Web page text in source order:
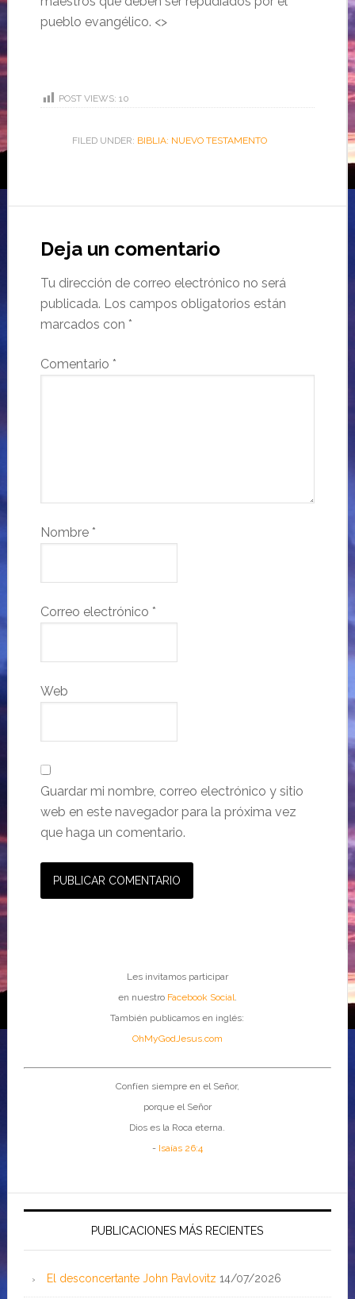
pueblo evangélico. <>
POST VIEWS: 10
FILED UNDER: BIBLIA: NUEVO TESTAMENTO
Deja un comentario
Tu dirección de correo electrónico no será
publicada. Los campos obligatorios están
marcados con *
Comentario *
Nombre *
Correo electrónico *
Web
Guardar mi nombre, correo electrónico y sitio
web en este navegador para la próxima vez
que haga un comentario.
Les invitamos participar
en nuestro Facebook Social.
También publicamos en inglés:
OhMyGodJesus.com
Confíen siempre en el Señor,
porque el Señor
Dios es la Roca eterna.
- Isaías 26:4
PUBLICACIONES MÁS RECIENTES
El desconcertante John Pavlovitz 14/07/2026